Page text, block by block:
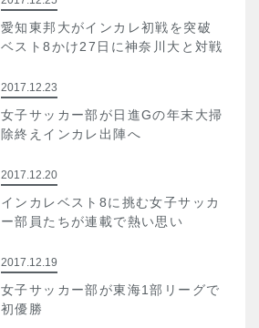
愛知東邦大がインカレ初戦を突破
ベスト8かけ27日に神奈川大と対戦
2017.12.23
女子サッカー部が日進Gの年末大掃
除終えインカレ出陣へ
2017.12.20
インカレベスト8に挑む女子サッカ
ー部員たちが連載で熱い思い
2017.12.19
女子サッカー部が東海1部リーグで
初優勝